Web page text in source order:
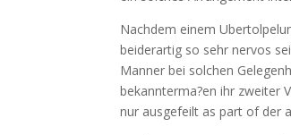
Nachdem einem
beiderartig so sehr nervos
Manner bei solchen
bekannterma?en ihr zweiter
nur ausgefeilt as part of der